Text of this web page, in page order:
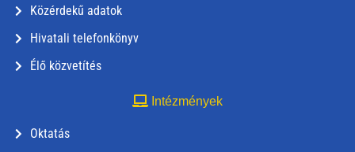
Közérdekű adatok
Hivatali telefonkönyv
Élő közvetítés
Intézmények
Oktatás